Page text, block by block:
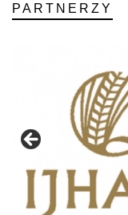
PARTNERZY